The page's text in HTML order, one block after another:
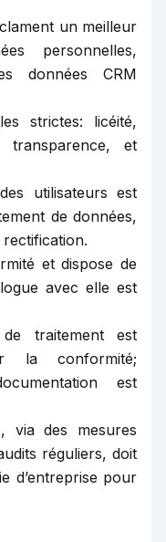
un meilleur
personnelles,
données CRM
strictes: licéité,
transparence, et
utilisateurs est
de données,
rectification.
et dispose de
avec elle est
traitement est
la conformité;
est
via des mesures
réguliers, doit
d’entreprise pour